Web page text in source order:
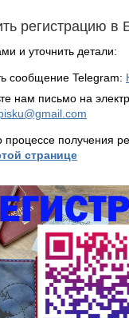
регистрацию в
и уточнить детали:
сообщение Telegram:
нам письмо на
процессе получения
странице